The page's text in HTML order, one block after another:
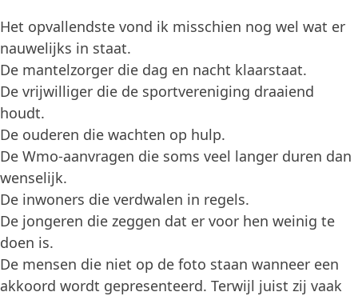
Het opvallendste vond ik misschien nog wel wat er
nauwelijks in staat.
De mantelzorger die dag en nacht klaarstaat.
De vrijwilliger die de sportvereniging draaiend
houdt.
De ouderen die wachten op hulp.
De Wmo-aanvragen die soms veel langer duren dan
wenselijk.
De inwoners die verdwalen in regels.
De jongeren die zeggen dat er voor hen weinig te
doen is.
De mensen die niet op de foto staan wanneer een
akkoord wordt gepresenteerd. Terwijl juist zij vaak